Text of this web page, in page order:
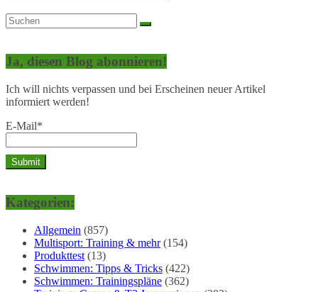
Ja, diesen Blog abonnieren!
Ich will nichts verpassen und bei Erscheinen neuer Artikel
informiert werden!
E-Mail*
Kategorien:
Allgemein (857)
Multisport: Training & mehr(154)
Produkttest (13)
Schwimmen: Tipps & Tricks (422)
Schwimmen: Trainingspläne (362)